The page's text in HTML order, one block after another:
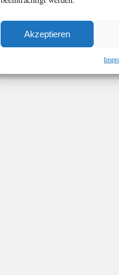
Akzeptieren